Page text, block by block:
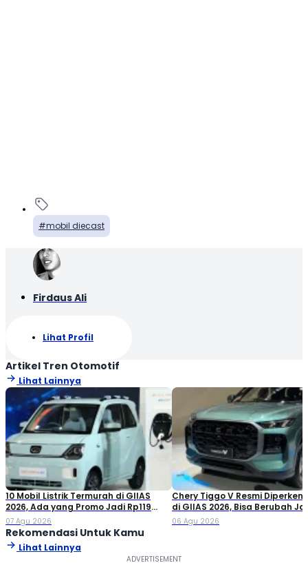
mobil diecast
Firdaus Ali
Lihat Profil
Artikel Tren Otomotif
Lihat Lainnya
10 Mobil Listrik Termurah di GIIAS
2026, Ada yang Promo Jadi Rp119
Jutaan!
07 Agu 2026
Chery Tiggo V Resmi
di GIIAS 2026, Bisa Berubah
Double Cabin
06 Agu 2026
Rekomendasi Untuk Kamu
Lihat Lainnya